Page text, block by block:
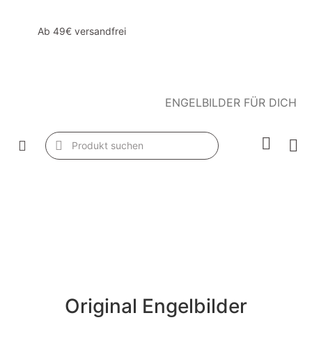
Ab 49€ versandfrei
ENGELBILDER FÜR DICH
Original Engelbilder